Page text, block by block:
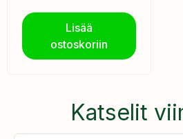
Lisää
ostoskoriin
Katselit